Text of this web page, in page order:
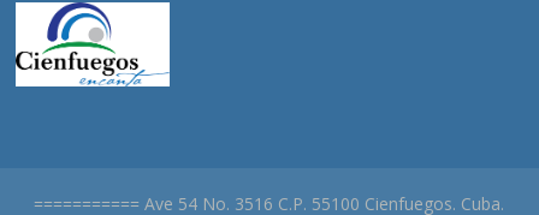
=========== Ave 54 No. 3516 C.P. 55100 Cienfuegos. Cuba.